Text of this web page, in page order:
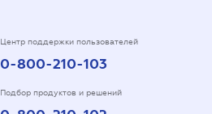
Центр поддержки пользователей
0-800-210-103
Подбор продуктов и решений